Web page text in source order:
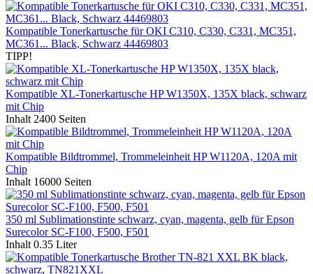
Kompatible Tonerkartusche für OKI C310, C330, C331, MC351,
MC361... Black, Schwarz 44469803
TIPP!
Kompatible XL-Tonerkartusche HP W1350X, 135X black, schwarz
mit Chip
Inhalt 2400 Seiten
Kompatible Bildtrommel, Trommeleinheit HP W1120A, 120A mit
Chip
Inhalt 16000 Seiten
350 ml Sublimationstinte schwarz, cyan, magenta, gelb für Epson
Surecolor SC-F100, F500, F501
Inhalt 0.35 Liter